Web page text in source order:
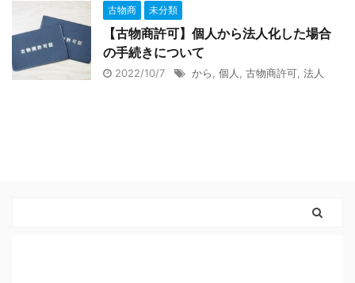
古物商 未分類
【古物商許可】個人から法人化した場合
の手続きについて
2022/10/7 から 個人 古物商許可 法人